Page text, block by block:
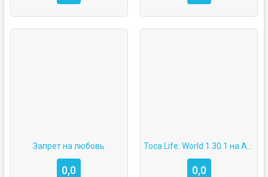
Запрет на любовь
0,0 0,0